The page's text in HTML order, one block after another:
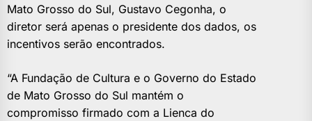
Mato Grosso do Sul, Gustavo Cegonha, o
diretor será apenas o presidente dos dados, os
incentivos serão encontrados.
“A Fundação de Cultura e o Governo do Estado
de Mato Grosso do Sul mantém o
compromisso firmado com a Lienca do